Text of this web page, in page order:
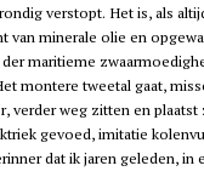
verstopt. Het is, als
van minerale olie en
maritieme
montere tweetal gaat,
verder weg zitten en plaatst
gevoed, imitatie
dat ik jaren geleden, in